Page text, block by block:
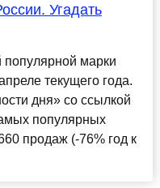
Угадать
популярной марки
текущего года.
дня» со ссылкой
популярных
продаж (-76% год к